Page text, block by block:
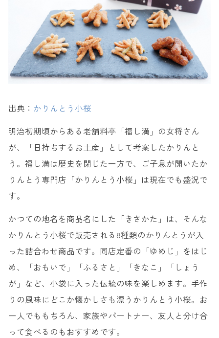
出典： かりんとう小桜
明治初期頃からある老舗料亭「福し満」の女将さん
が、「日持ちするお土産」として考案したかりんと
う。福し満は歴史を閉じた一方で、ご子息が開いたか
りんとう専門店「かりんとう小桜」は現在でも盛況で
す。
かつての地名を商品名にした「きさかた」は、そんな
かりんとう小桜で販売される8種類のかりんとうが入
った詰合わせ商品です。同店定番の「ゆめじ」をはじ
め、「おもいで」「ふるさと」「きなこ」「しょう
が」など、小袋に入った伝統の味を楽しめます。手作
りの風味にどこか懐かしさも漂うかりんとう小桜。お
一人でももちろん、家族やパートナー、友人と分け合
って食べるのもおすすめです。